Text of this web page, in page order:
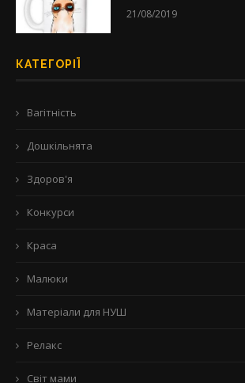
21/08/2019
КАТЕГОРІЇ
Вагітність
Дошкільнята
Здоров'я
Конкурси
Краса
Малюки
Матеріали для НУШ
Релакс
Світ мами